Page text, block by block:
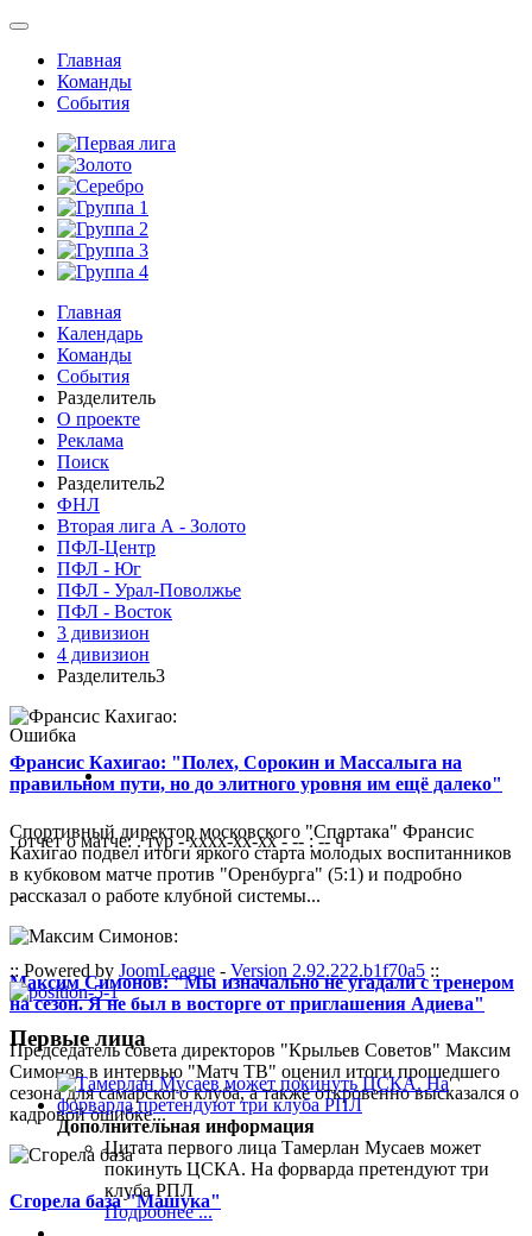
Главная
Команды
События
Главная
Календарь
Команды
События
Разделитель
О проекте
Реклама
Поиск
Разделитель2
ФНЛ
Вторая лига А - Золото
ПФЛ-Центр
ПФЛ - Юг
ПФЛ - Урал-Поволжье
ПФЛ - Восток
3 дивизион
4 дивизион
Разделитель3
Франсис Кахигао: "Полех, Сорокин и Массалыга на
правильном пути, но до элитного уровня им ещё далеко"
Спортивный директор московского "Спартака" Франсис
Кахигао подвел итоги яркого старта молодых воспитанников
в кубковом матче против "Оренбурга" (5:1) и подробно
рассказал о работе клубной системы...
Максим Симонов: "Мы изначально не угадали с тренером
на сезон. Я не был в восторге от приглашения Адиева"
Председатель совета директоров "Крыльев Советов" Максим
Симонов в интервью "Матч ТВ" оценил итоги прошедшего
сезона для самарского клуба, а также откровенно высказался о
кадровой ошибке...
Сгорела база "Машука"
Ошибка
отчет о матче: . тур - xxxx-xx-xx - -- : -- ч
-
:: Powered by JoomLeague - Version 2.92.222.b1f70a5 ::
Первые лица
Дополнительная информация
Цитата первого лица Тамерлан Мусаев может
покинуть ЦСКА. На форварда претендуют три
клуба РПЛ
Подробнее ...